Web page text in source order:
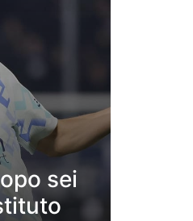
sei